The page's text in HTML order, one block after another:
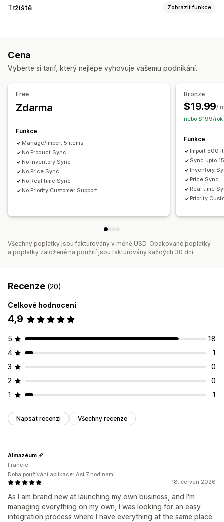
Synchronizace dat
Hromadný import
Tržiště Zobrazit funkce
Cena
Vyberte si tarif, který nejlépe vyhovuje vašemu podnikání.
Free
Zdarma
Funkce
Manage/Import 5 items
No Product Sync
No Inventory Sync
No Price Sync
No Real time Sync
No Priority Customer Support
Bronze
$19.99/
nebo $199/rok
Funkce
Import 500
Sync upto
Inventory
Price Sync
Real time
Priority
Všechny poplatky jsou fakturovány v měně USD. Opakované poplatky
a poplatky založené na použití jsou fakturovány každých 30 dní.
Recenze (20)
Celkové hodnocení
4,9
5
18
4
1
3
0
2
0
1
1
Napsat recenzi Všechny recenze
18. červen 2026
As I am brand new at launching my own business, and I'm
managing everything on my own, I was looking for an easy
integration process where I have everything at the same place.
Almazéum
Francie
Doba používání aplikace: Asi 7 hodinami